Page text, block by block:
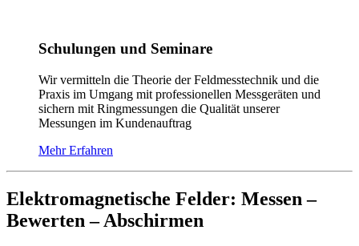
Schulungen und Seminare
Wir vermitteln die Theorie der Feldmesstechnik und die
Praxis im Umgang mit professionellen Messgeräten und
sichern mit Ringmessungen die Qualität unserer
Messungen im Kundenauftrag
Mehr Erfahren
Elektromagnetische Felder: Messen –
Bewerten – Abschirmen